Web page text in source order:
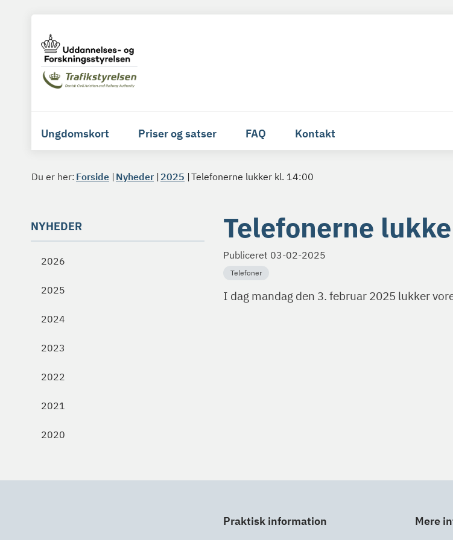
Ungdomskort Priser og satser FAQ Kontakt
Du er her: Forside Nyheder 2025 Telefonerne lukker kl. 14:00
NYHEDER
2026
2025
2024
2023
2022
2021
2020
Telefonerne
Publiceret 03-02-2025
Telefoner
I dag mandag den 3. februar 2025 lukker
Praktisk information Mere